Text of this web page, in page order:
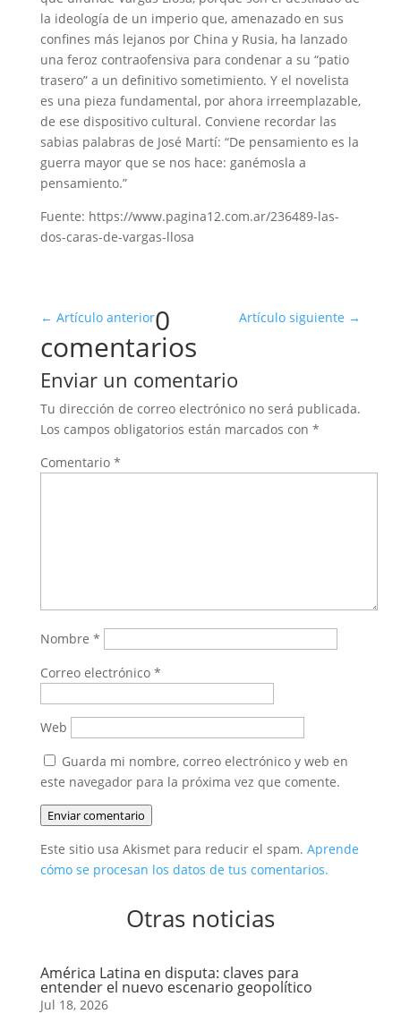
la ideología de un imperio que, amenazado en sus
confines más lejanos por China y Rusia, ha lanzado
una feroz contraofensiva para condenar a su “patio
trasero” a un definitivo sometimiento. Y el novelista
es una pieza fundamental, por ahora irreemplazable,
de ese dispositivo cultural. Conviene recordar las
sabias palabras de José Martí: “De pensamiento es la
guerra mayor que se nos hace: ganémosla a
pensamiento.”
Fuente: https://www.pagina12.com.ar/236489-las-
dos-caras-de-vargas-llosa
← Artículo anterior Artículo siguiente →
0
comentarios
Enviar un comentario
Tu dirección de correo electrónico no será publicada.
Los campos obligatorios están marcados con *
Comentario *
Nombre *
Correo electrónico *
Web
Guarda mi nombre, correo electrónico y web en
este navegador para la próxima vez que comente.
Enviar comentario
Este sitio usa Akismet para reducir el spam. Aprende
cómo se procesan los datos de tus comentarios.
Otras noticias
América Latina en disputa: claves para
entender el nuevo escenario geopolítico
Jul 18, 2026